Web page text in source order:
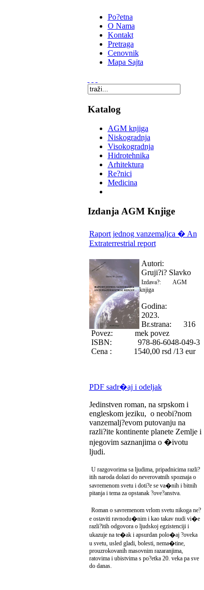
Po?etna
O Nama
Kontakt
Pretraga
Cenovnik
Mapa Sajta
Katalog
AGM knjiga
Niskogradnja
Visokogradnja
Hidrotehnika
Arhitektura
Re?nici
Medicina
Izdanja AGM Knjige
Raport jednog vanzemaljca � An
Extraterrestrial report
Autori:
Gruji?i? Slavko
Izdava?: AGM
knjiga
Godina:
2023.
Br.strana: 316
Povez: mek povez
ISBN: 978-86-6048-049-3
Cena : 1540,00 rsd /13 eur
PDF sadr�aj i odeljak
Jedinstven roman, na srpskom i
engleskom jeziku, o neobi?nom
vanzemalj?evom putovanju na
razli?ite kontinente planete Zemlje i
njegovim saznanjima o �ivotu
ljudi.
U razgovorima sa ljudima, pripadnicima razli?
itih naroda dolazi do neverovatnih spoznaja o
savremenom svetu i doti?e se va�nih i bitnih
pitanja i tema za opstanak ?ove?anstva.
Roman o savremenom vrlom svetu nikoga ne?
e ostaviti ravnodu�nim i kao takav nudi vi�e
razli?itih odgovora o ljudskoj egzistenciji i
ukazuje na te�ak i apsurdan polo�aj ?oveka
u svetu, usled gladi, bolesti, nema�tine,
prouzrokovanih masovnim razaranjima,
ratovima i ubistvima s po?etka 20. veka pa sve
do danas.